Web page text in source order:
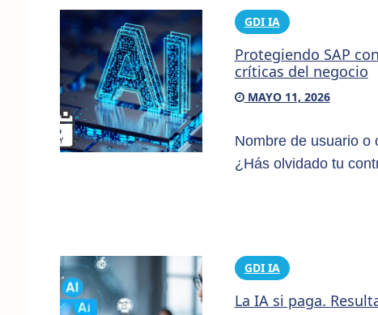
GDI IA
Protegiendo SAP
críticas del negocio
MAYO 11, 2026
Nombre de usuario o
¿Hás olvidado tu
GDI IA
La IA si paga.